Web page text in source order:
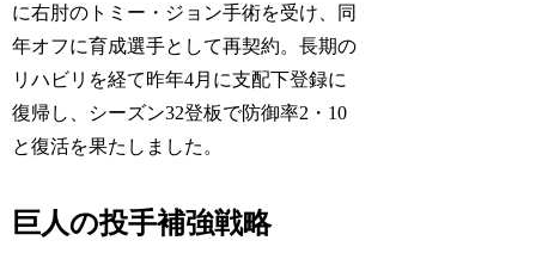
に右肘のトミー・ジョン手術を受け、同
年オフに育成選手として再契約。長期の
リハビリを経て昨年4月に支配下登録に
復帰し、シーズン32登板で防御率2・10
と復活を果たしました。
巨人の投手補強戦略